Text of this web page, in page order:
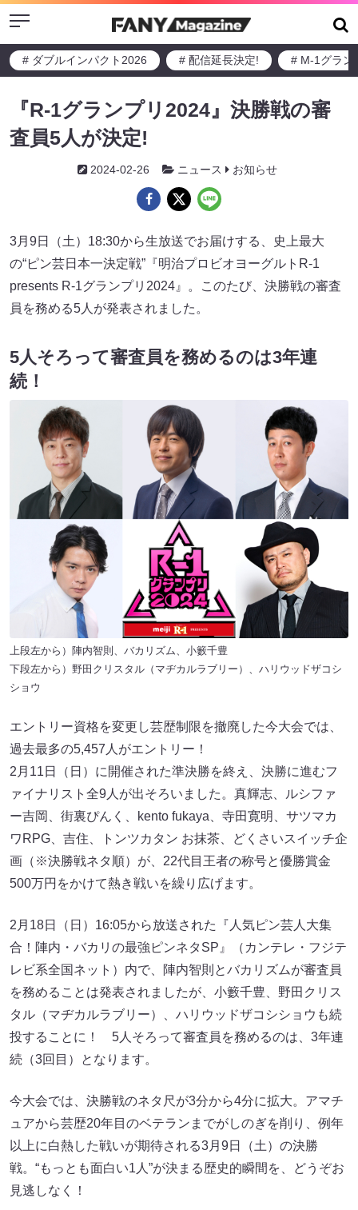
Menu
# ダブルインパクト2026 # 配信延長決定! # M-1グラン
『R-1グランプリ2024』決勝戦の審
査員5人が決定!
2024-02-26 ニュース お知らせ
3月9日（土）18:30から生放送でお届けする、史上最大
の“ピン芸日本一決定戦”『明治プロビオヨーグルトR-1
presents R-1グランプリ2024』。このたび、決勝戦の審査
員を務める5人が発表されました。
5人そろって審査員を務めるのは3年連
続！
上段左から）陣内智則、バカリズム、小籔千豊
下段左から）野田クリスタル（マヂカルラブリー）、ハリウッドザコシ
ショウ
エントリー資格を変更し芸歴制限を撤廃した今大会では、
過去最多の5,457人がエントリー！
2月11日（日）に開催された準決勝を終え、決勝に進むフ
ァイナリスト全9人が出そろいました。真輝志、ルシファ
ー吉岡、街裏ぴんく、kento fukaya、寺田寛明、サツマカ
ワRPG、吉住、トンツカタン お抹茶、どくさいスイッチ企
画（※決勝戦ネタ順）が、22代目王者の称号と優勝賞金
500万円をかけて熱き戦いを繰り広げます。
2月18日（日）16:05から放送された『人気ピン芸人大集
合！陣内・バカリの最強ピンネタSP』（カンテレ・フジテ
レビ系全国ネット）内で、陣内智則とバカリズムが審査員
を務めることは発表されましたが、小籔千豊、野田クリス
タル（マヂカルラブリー）、ハリウッドザコシショウも続
投することに！ 5人そろって審査員を務めるのは、3年連
続（3回目）となります。
今大会では、決勝戦のネタ尺が3分から4分に拡大。アマチ
ュアから芸歴20年目のベテランまでがしのぎを削り、例年
以上に白熱した戦いが期待される3月9日（土）の決勝
戦。“もっとも面白い1人”が決まる歴史的瞬間を、どうぞお
見逃しなく！